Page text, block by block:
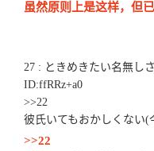
虽然原则上是这样，但
27 : ときめきたい名無し
ID:ffRRz+a0
>>22
彼氏いてもおかしくない(
>>22